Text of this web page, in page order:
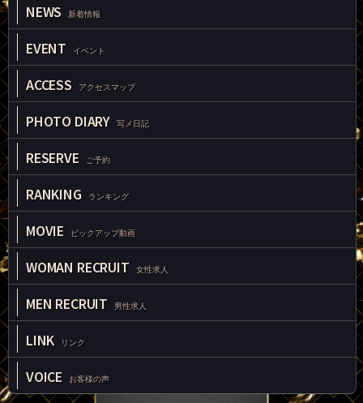
NEWS 新着情報
EVENT イベント
ACCESS アクセスマップ
PHOTO DIARY 写メ日記
RESERVE ご予約
RANKING ランキング
MOVIE ピックアップ動画
WOMAN RECRUIT 女性求人
MEN RECRUIT 男性求人
LINK リンク
VOICE お客様の声